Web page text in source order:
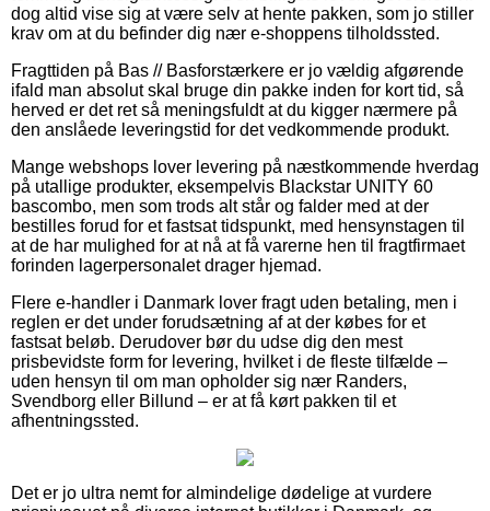
dog altid vise sig at være selv at hente pakken, som jo stiller
krav om at du befinder dig nær e-shoppens tilholdssted.
Fragttiden på Bas // Basforstærkere er jo vældig afgørende
ifald man absolut skal bruge din pakke inden for kort tid, så
herved er det ret så meningsfuldt at du kigger nærmere på
den anslåede leveringstid for det vedkommende produkt.
Mange webshops lover levering på næstkommende hverdag
på utallige produkter, eksempelvis Blackstar UNITY 60
bascombo, men som trods alt står og falder med at der
bestilles forud for et fastsat tidspunkt, med hensynstagen til
at de har mulighed for at nå at få varerne hen til fragtfirmaet
forinden lagerpersonalet drager hjemad.
Flere e-handler i Danmark lover fragt uden betaling, men i
reglen er det under forudsætning af at der købes for et
fastsat beløb. Derudover bør du udse dig den mest
prisbevidste form for levering, hvilket i de fleste tilfælde –
uden hensyn til om man opholder sig nær Randers,
Svendborg eller Billund – er at få kørt pakken til et
afhentningssted.
Det er jo ultra nemt for almindelige dødelige at vurdere